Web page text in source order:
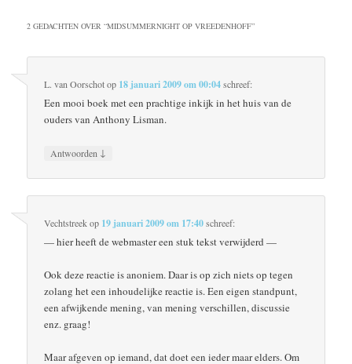
2 GEDACHTEN OVER “MIDSUMMERNIGHT OP VREEDENHOFF”
L. van Oorschotop 18 januari 2009 om 00:04schreef:
Een mooi boek met een prachtige inkijk in het huis van de
ouders van Anthony Lisman.
Antwoorden ↓
Vechtstreekop 19 januari 2009 om 17:40schreef:
— hier heeft de webmaster een stuk tekst verwijderd —
Ook deze reactie is anoniem. Daar is op zich niets op tegen
zolang het een inhoudelijke reactie is. Een eigen standpunt,
een afwijkende mening, van mening verschillen, discussie
enz. graag!
Maar afgeven op iemand, dat doet een ieder maar elders. Om